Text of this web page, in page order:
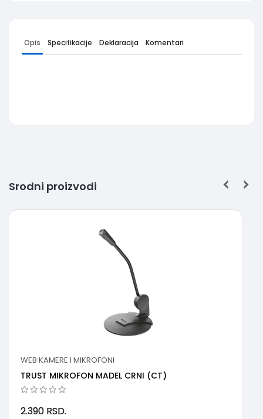
Opis Specifikacije Deklaracija Komentari
Srodni proizvodi
WEB KAMERE I MIKROFONI
TRUST MIKROFON MADEL CRNI (CT)
2.390 RSD.